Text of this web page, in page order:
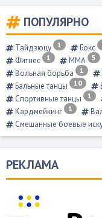
ПОПУЛЯРНО
Тайдзюцу 1 Бокс
Фитнес 1 ММА 5
Вольная борьба 1
Бальные танцы 10
Спортивные танцы 1
Кардмейкинг 1
Смешанные боевые
РЕКЛАМА